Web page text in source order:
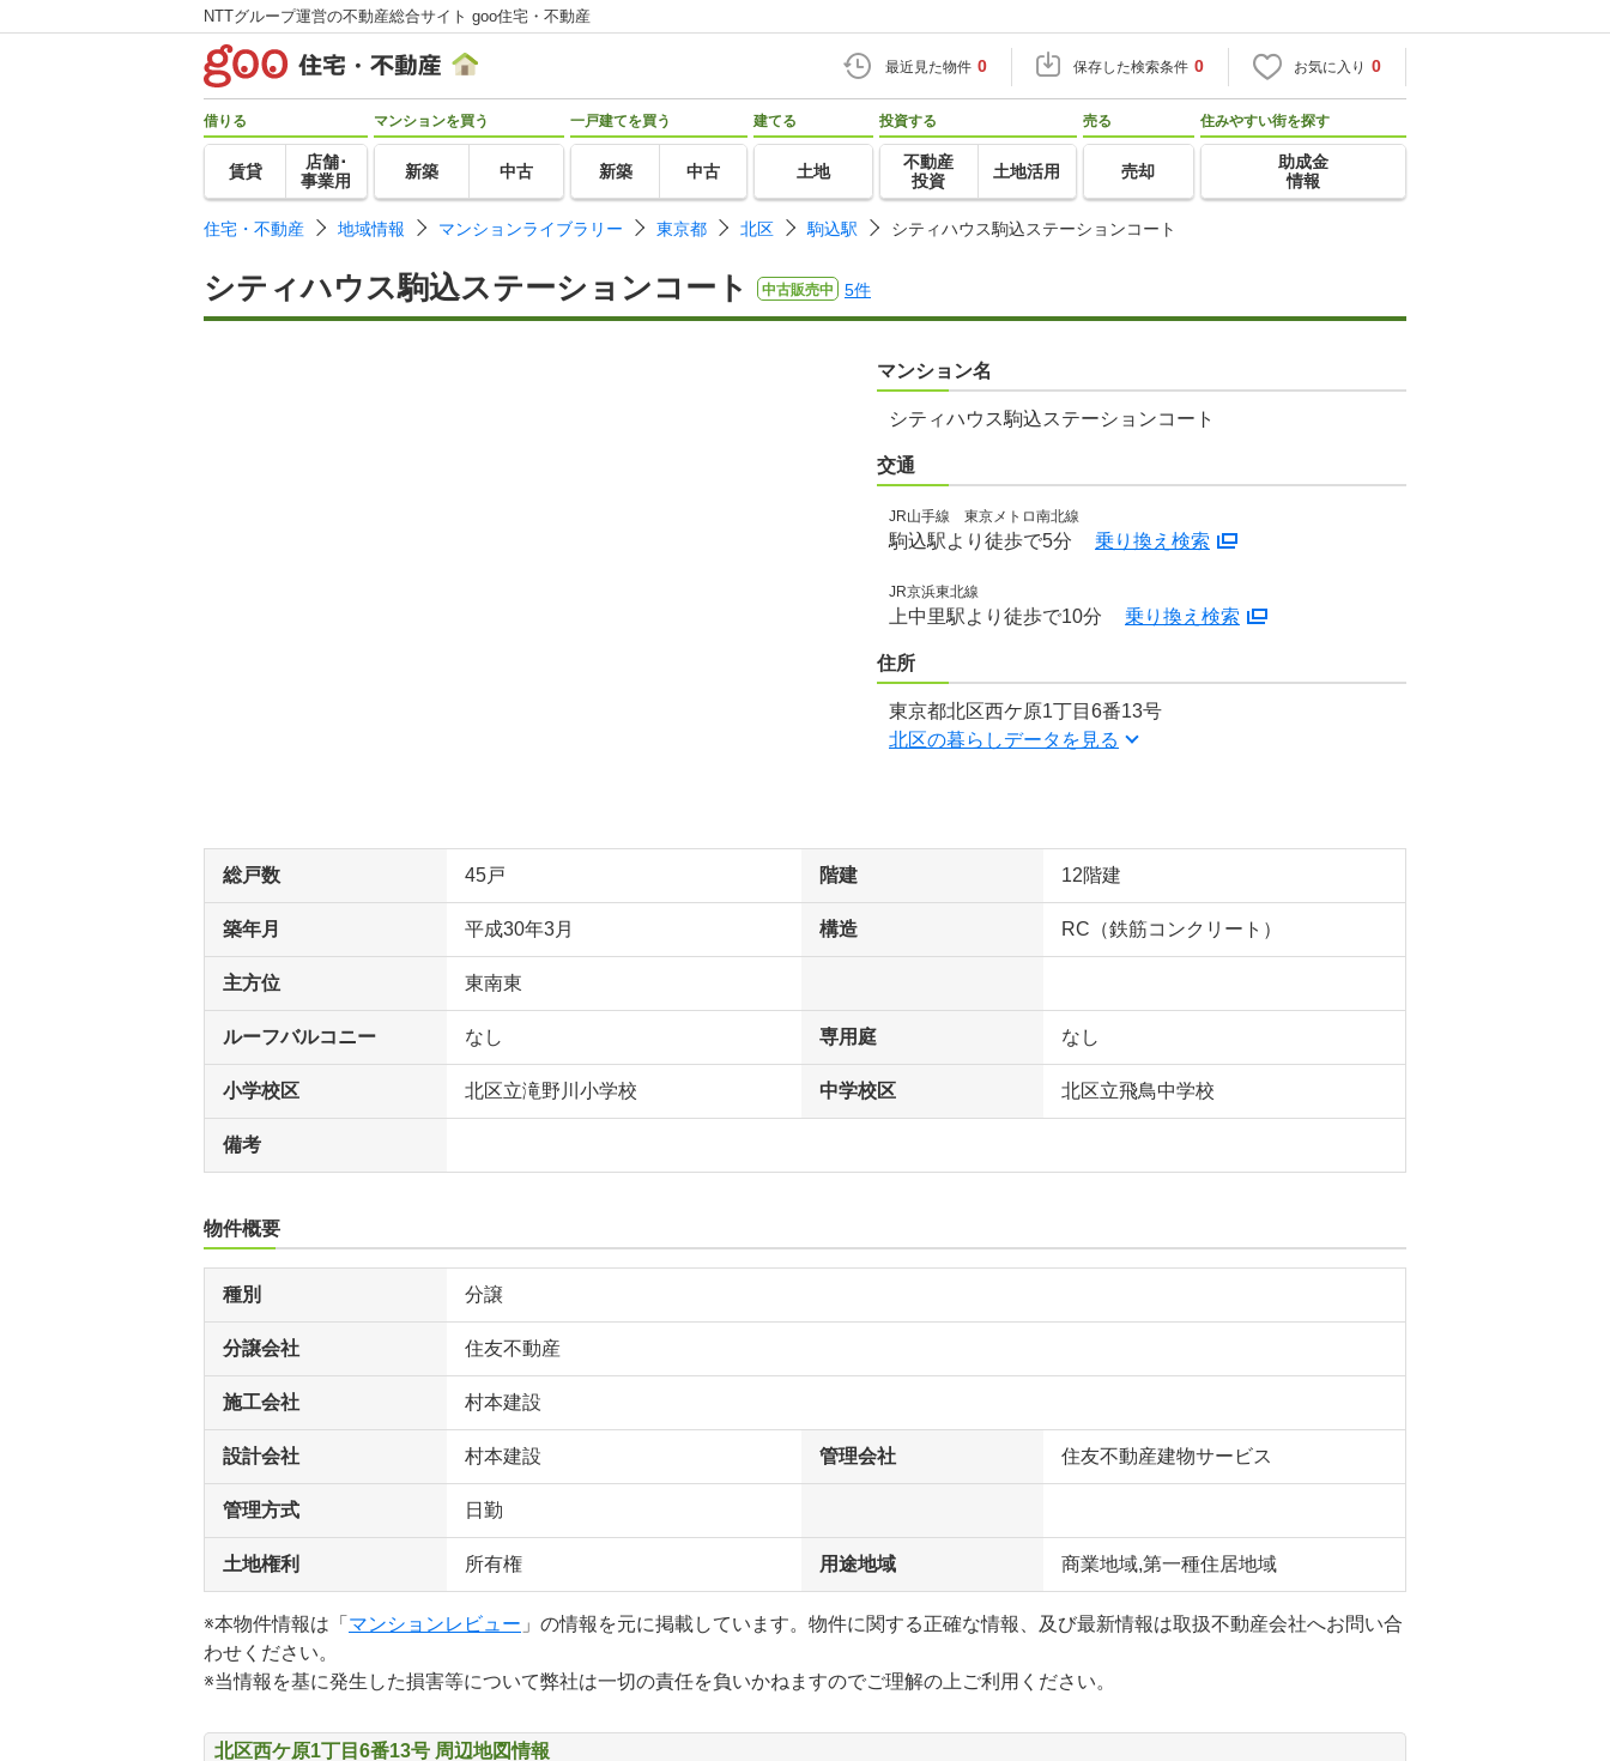
NTTグループ運営の不動産総合サイト goo住宅・不動産
最近見た物件 0 保存した検索条件 0 お気に入り 0
借りる
賃貸
店舗･
事業用
マンションを買う
新築 中古
一戸建てを買う
新築 中古
建てる
土地
投資する
不動産
投資
土地活用
売る
売却
住みやすい街を探す
助成金
情報
住宅・不動産 地域情報 マンションライブラリー 東京都 北区 駒込駅 シティハウス駒込ステーションコート
シティハウス駒込ステーションコート 中古販売中 5件
マンション名
シティハウス駒込ステーションコート
交通
JR山手線 東京メトロ南北線
駒込駅より徒歩で5分 乗り換え検索
JR京浜東北線
上中里駅より徒歩で10分 乗り換え検索
住所
東京都北区西ケ原1丁目6番13号
北区の暮らしデータを見る
総戸数 45戸 階建 12階建
築年月 平成30年3月 構造 RC（鉄筋コンクリート）
主方位 東南東
ルーフバルコニー なし 専用庭 なし
小学校区 北区立滝野川小学校 中学校区 北区立飛鳥中学校
備考
物件概要
種別 分譲
分譲会社 住友不動産
施工会社 村本建設
設計会社 村本建設 管理会社 住友不動産建物サービス
管理方式 日勤
土地権利 所有権 用途地域 商業地域,第一種住居地域
※本物件情報は「 マンションレビュー 」の情報を元に掲載しています。物件に関する正確な情報、及び最新情報は取扱不動産会社へお問い合
わせください。
※当情報を基に発生した損害等について弊社は一切の責任を負いかねますのでご理解の上ご利用ください。
北区西ケ原1丁目6番13号 周辺地図情報